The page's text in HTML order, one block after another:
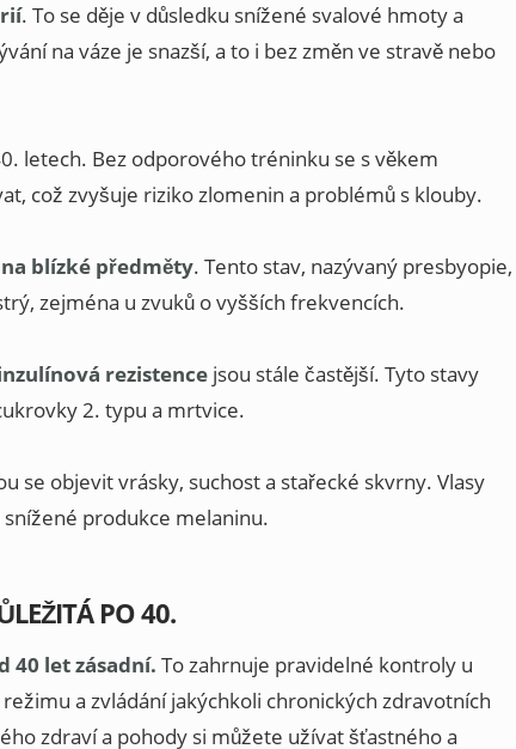
. To se děje v důsledku snížené svalové hmoty a
na váze je snazší, a to i bez změn ve stravě nebo
letech. Bez odporového tréninku se s věkem
což zvyšuje riziko zlomenin a problémů s klouby.
blízké předměty. Tento stav, nazývaný presbyopie,
zejména u zvuků o vyšších frekvencích.
rezistence jsou stále častější. Tyto stavy
2. typu a mrtvice.
se objevit vrásky, suchost a stařecké skvrny. Vlasy
produkce melaninu.
PO 40.
40 let zásadní. To zahrnuje pravidelné kontroly u
a zvládání jakýchkoli chronických zdravotních
zdraví a pohody si můžete užívat šťastného a